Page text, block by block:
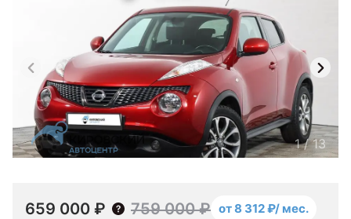
1/13
659 000 ₽ 759 000 ₽ от 8 312 ₽/ мес.